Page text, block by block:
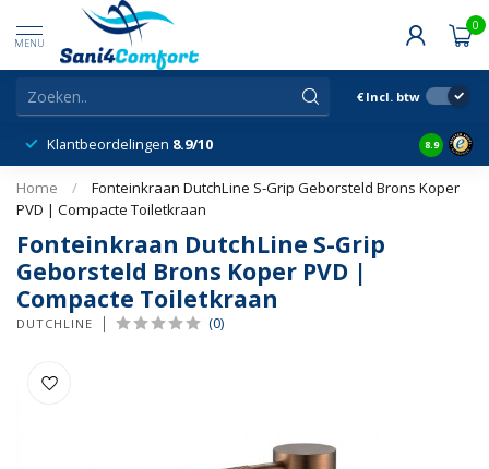
MENU
0
€ Incl. btw
Klantbeordelingen 8.9/10 8.9
Home /
Fonteinkraan DutchLine S-Grip Geborsteld Brons Koper
PVD | Compacte Toiletkraan
Fonteinkraan DutchLine S-Grip
Geborsteld Brons Koper PVD |
Compacte Toiletkraan
DUTCHLINE (0)